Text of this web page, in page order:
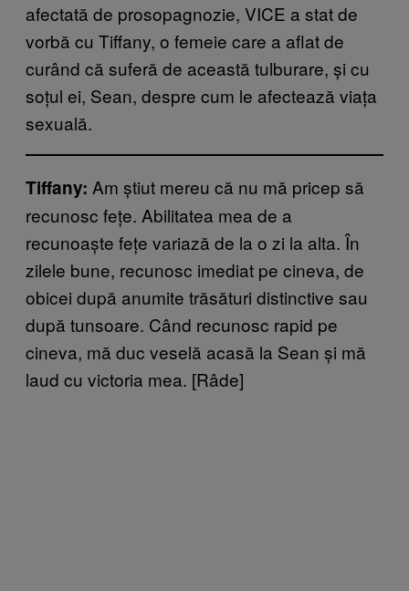
afectată de prosopagnozie, VICE a stat de
vorbă cu Tiffany, o femeie care a aflat de
curând că suferă de această tulburare, și cu
soțul ei, Sean, despre cum le afectează viața
sexuală.
Tiffany: Am știut mereu că nu mă pricep să
recunosc fețe. Abilitatea mea de a
recunoaște fețe variază de la o zi la alta. În
zilele bune, recunosc imediat pe cineva, de
obicei după anumite trăsături distinctive sau
după tunsoare. Când recunosc rapid pe
cineva, mă duc veselă acasă la Sean și mă
laud cu victoria mea. [Râde]